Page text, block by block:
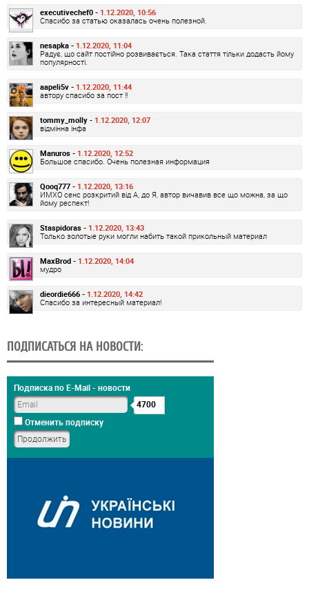
executivechef0 - 1.12.2020, 10:56
Спасибо за статью оказалась очень полезной.
nesapka - 1.12.2020, 11:04
Радує, що сайт постійно розвивається. Така стаття тільки додасть йому
популярності.
aapeli5v - 1.12.2020, 11:44
автору спасибо за пост !!
tommy_molly - 1.12.2020, 12:07
відмінна інфа
Manuros - 1.12.2020, 12:52
Большое спасибо. Очень полезная информация
Qooq777 - 1.12.2020, 13:16
ИМХО сенс розкритий від А, до Я, автор вичавив все що можна, за що
йому респект!
Staspidoras - 1.12.2020, 13:43
Только золотые руки могли набить такой прикольный материал
MaxBrod - 1.12.2020, 14:04
мудро
dieordie666 - 1.12.2020, 14:42
Спасибо за интересный материал!
ПОДПИСАТЬСЯ НА НОВОСТИ:
Подписка по E-Mail - новости
4700
Отменить подписку